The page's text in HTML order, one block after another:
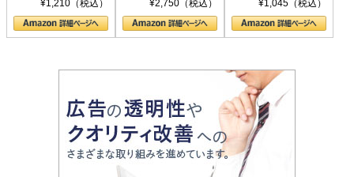
¥1,210（税込）
の顔
¥2,750（税込） ¥1,045（税込）